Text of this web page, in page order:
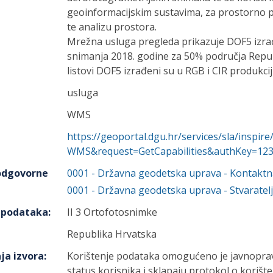
geoinformacijskim sustavima, za prostorno
te analizu prostora.
Mrežna usluga pregleda prikazuje DOF5
snimanja 2018. godine za 50% područja
listovi DOF5 izrađeni su u RGB i CIR
usluga
WMS
https://geoportal.dgu.hr/services/sla/
0001 - Državna geodetska uprava -
0001 - Državna geodetska uprava - Stvaratelj
podataka:
II 3 Ortofotosnimke
Republika Hrvatska
izvora:
Korištenje podataka omogućeno je